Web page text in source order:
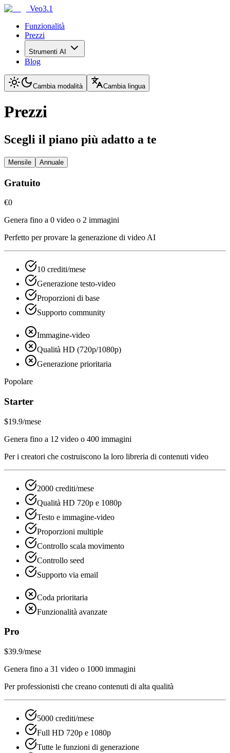
Veo3.1
Funzionalità
Prezzi
Strumenti AI
Blog
Cambia modalità Cambia lingua
Prezzi
Scegli il piano più adatto a te
Mensile Annuale
Gratuito
€0
Genera fino a 0 video o 2 immagini
Perfetto per provare la generazione di video AI
10 crediti/mese
Generazione testo-video
Proporzioni di base
Supporto community
Immagine-video
Qualità HD (720p/1080p)
Generazione prioritaria
Popolare
Starter
$19.9/mese
Genera fino a 12 video o 400 immagini
Per i creatori che costruiscono la loro libreria di contenuti video
2000 crediti/mese
Qualità HD 720p e 1080p
Testo e immagine-video
Proporzioni multiple
Controllo scala movimento
Controllo seed
Supporto via email
Coda prioritaria
Funzionalità avanzate
Pro
$39.9/mese
Genera fino a 31 video o 1000 immagini
Per professionisti che creano contenuti di alta qualità
5000 crediti/mese
Full HD 720p e 1080p
Tutte le funzioni di generazione